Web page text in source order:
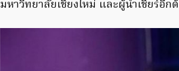
มหาวิทยาลัยเชียงใหม่ และผู้นำเชียร์อีก